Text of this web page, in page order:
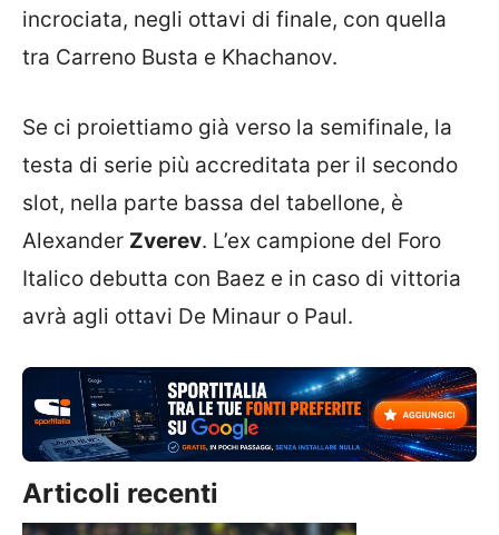
incrociata, negli ottavi di finale, con quella
tra Carreno Busta e Khachanov.
Se ci proiettiamo già verso la semifinale, la
testa di serie più accreditata per il secondo
slot, nella parte bassa del tabellone, è
Alexander Zverev. L’ex campione del Foro
Italico debutta con Baez e in caso di vittoria
avrà agli ottavi De Minaur o Paul.
Articoli recenti